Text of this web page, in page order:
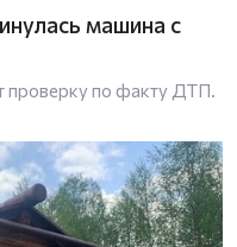
машина с
проверку по факту ДТП.